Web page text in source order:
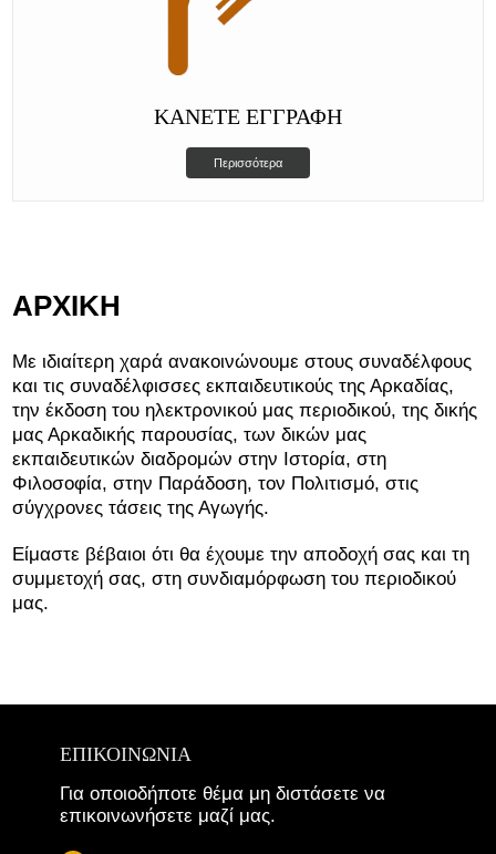
ΚΆΝΕΤΕ ΕΓΓΡΑΦΉ
Περισσότερα
ΑΡΧΙΚΗ
Με ιδιαίτερη χαρά ανακοινώνουμε στους συναδέλφους
και τις συναδέλφισσες εκπαιδευτικούς της Αρκαδίας,
την έκδοση του ηλεκτρονικού μας περιοδικού, της δικής
μας Αρκαδικής παρουσίας, των δικών μας
εκπαιδευτικών διαδρομών στην Ιστορία, στη
Φιλοσοφία, στην Παράδοση, τον Πολιτισμό, στις
σύγχρονες τάσεις της Αγωγής.
Είμαστε βέβαιοι ότι θα έχουμε την αποδοχή σας και τη
συμμετοχή σας, στη συνδιαμόρφωση του περιοδικού
μας.
ΕΠΙΚΟΙΝΩΝΙΑ
Για οποιοδήποτε θέμα μη διστάσετε να
επικοινωνήσετε μαζί μας.